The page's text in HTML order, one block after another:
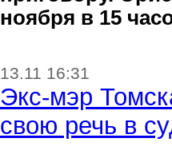
ноября в 15
13.11 16:31
Экс-мэр
свою речь в